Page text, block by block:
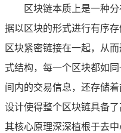
区块链本质上是一种
据以区块的形式进行有序
区块紧密链接在一起，从
式结构，每一个区块都如
间内的交易信息，还存储
设计使得整个区块链具备
其核心原理深深植根于去